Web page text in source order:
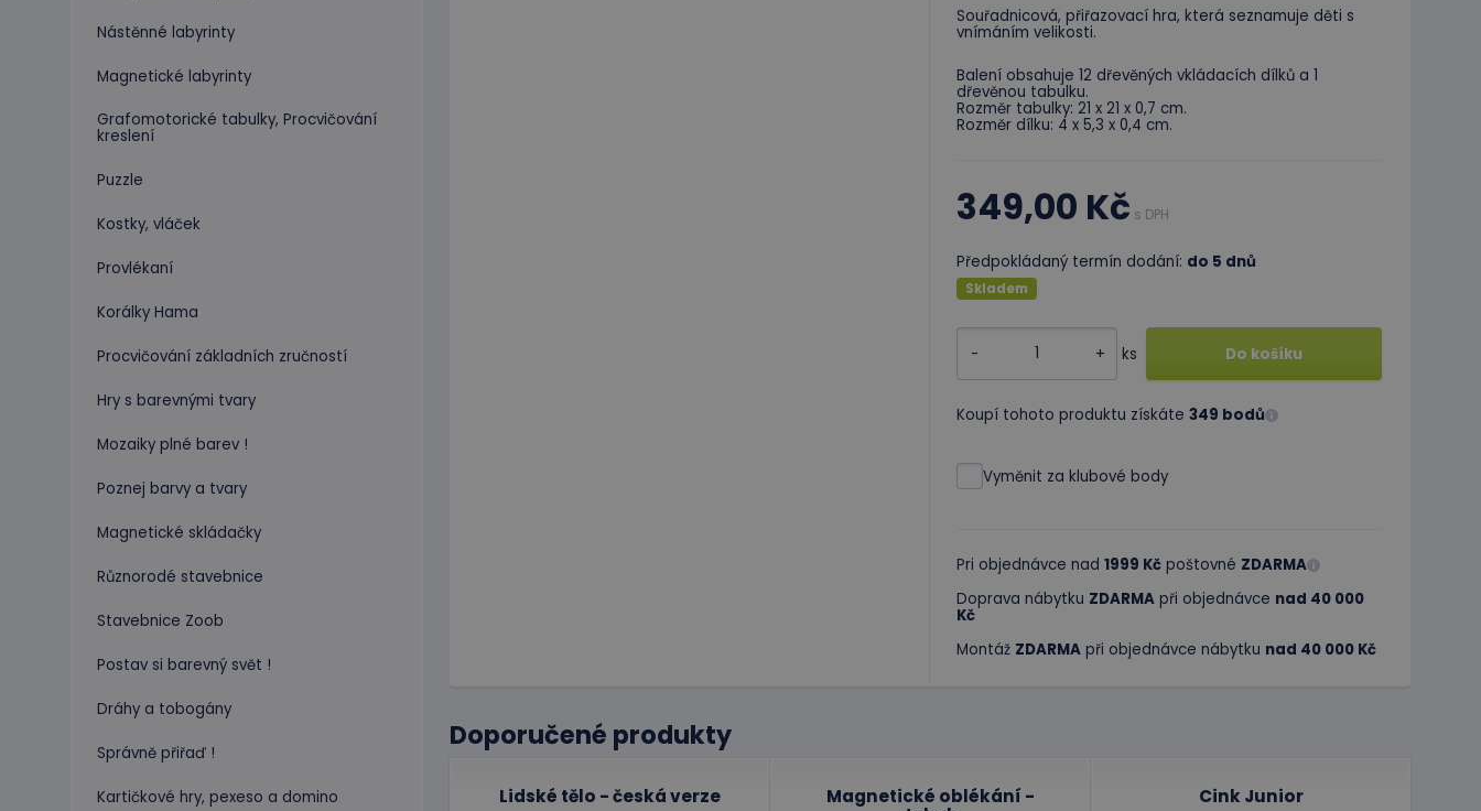
Nástěnné labyrinty
Magnetické labyrinty
Grafomotorické tabulky, Procvičování
kreslení
Puzzle
Kostky, vláček
Provlékaní
Korálky Hama
Procvičování základních zručností
Hry s barevnými tvary
Mozaiky plné barev !
Poznej barvy a tvary
Magnetické skládačky
Různorodé stavebnice
Stavebnice Zoob
Postav si barevný svět !
Dráhy a tobogány
Správně přiřaď !
Kartičkové hry, pexeso a domino
Souřadnicová, přiřazovací hra, která seznamuje děti s
vnímáním velikosti.
Balení obsahuje 12 dřevěných vkládacích dílků a 1
dřevěnou tabulku.
Rozměr tabulky: 21 x 21 x 0,7 cm.
Rozměr dílku: 4 x 5,3 x 0,4 cm.
349,00 Kč s DPH
Předpokládaný termín dodání: do 5 dnů
Skladem
- + ks Do košíku
Koupí tohoto produktu získáte 349 bodů
Vyměnit za klubové body
Pri objednávce nad 1999 Kč poštovné ZDARMA
Doprava nábytku ZDARMA při objednávce nad 40 000
Kč
Montáž ZDARMA při objednávce nábytku nad 40 000 Kč
Doporučené produkty
Lidské tělo - česká verze
Magnetické oblékání -
Cink Junior